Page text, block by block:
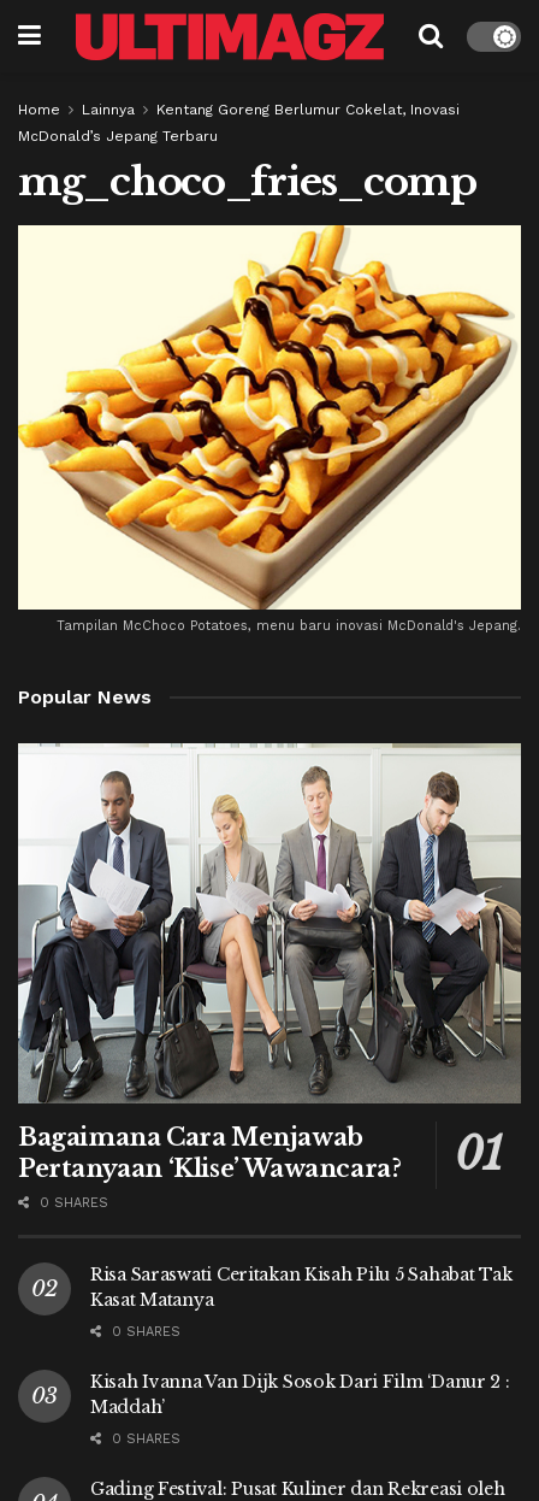
Home Lainnya
Kentang Goreng Berlumur Cokelat, Inovasi
McDonald’s Jepang Terbaru
mg_choco_fries_comp
Tampilan McChoco Potatoes, menu baru inovasi McDonald's Jepang.
Popular News
Bagaimana Cara Menjawab
Pertanyaan ‘Klise’ Wawancara?
0 SHARES
Risa Saraswati Ceritakan Kisah Pilu 5 Sahabat Tak
Kasat Matanya
0 SHARES
Kisah Ivanna Van Dijk Sosok Dari Film ‘Danur 2 :
Maddah’
0 SHARES
Gading Festival: Pusat Kuliner dan Rekreasi oleh